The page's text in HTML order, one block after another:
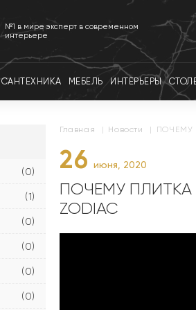
№1 в мире эксперт в современном
интерьере
САНТЕХНИКА МЕБЕЛЬ ИНТЕРЬЕРЫ
(0)
(1)
(0)
(0)
(0)
(0)
главная | новости | ПОЧЕМУ
26 июня, 2020
ПОЧЕМУ ПЛИТКА
ZODIAC